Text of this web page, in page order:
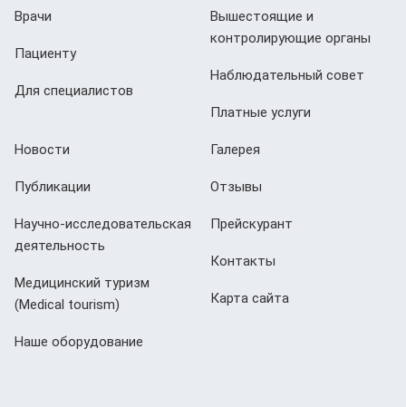
Врачи
Пациенту
Для специалистов
Вышестоящие и
контролирующие органы
Наблюдательный совет
Платные услуги
Новости
Публикации
Научно-исследовательская
деятельность
Медицинский туризм
(Мedical tourism)
Наше оборудование
Галерея
Отзывы
Прейскурант
Контакты
Карта сайта